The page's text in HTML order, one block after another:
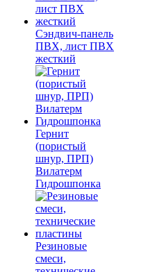
Сэндвич-панель
ПВХ, лист ПВХ
жесткий
Гернит
(пористый
шнур, ПРП)
Вилатерм
Гидрошпонка
Резиновые
смеси,